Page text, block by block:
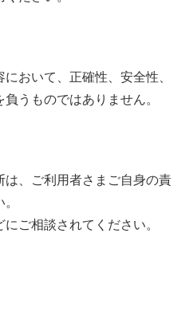
おいて、正確性、安全性、
うものではありません。
、ご利用者さまご自身の責
ご相談されてください。